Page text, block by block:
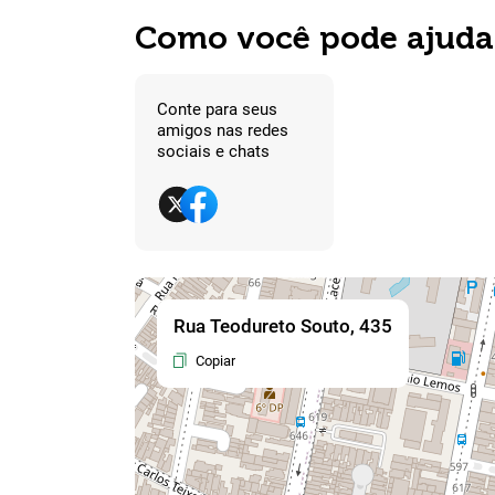
Como você pode
Conte para seus
amigos nas redes
sociais e chats
Rua Teodureto Souto, 435
Copiar